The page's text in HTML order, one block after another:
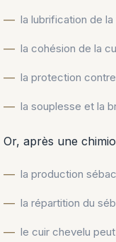
la lubrification de
la cohésion de la
la protection
la souplesse et la
Or, après une
la production
la répartition du
le cuir chevelu